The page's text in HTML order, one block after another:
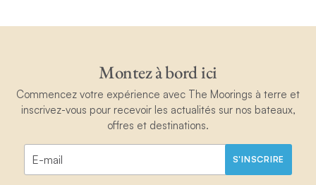
Montez à bord ici
Commencez votre expérience avec The Moorings à terre et
inscrivez-vous pour recevoir les actualités sur nos bateaux,
offres et destinations.
S'INSCRIRE